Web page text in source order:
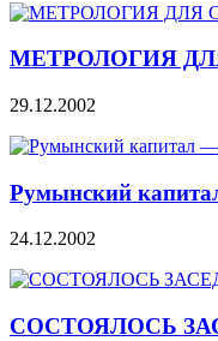
МЕТРОЛОГИЯ
29.12.2002
Румынский
24.12.2002
СОСТОЯЛОСЬ